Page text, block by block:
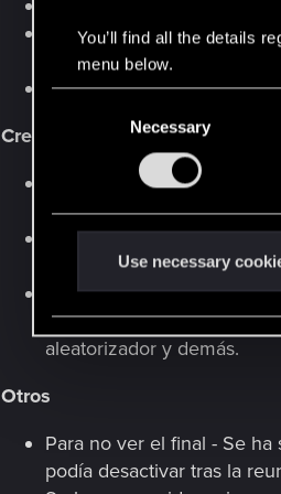
You’ll find all the details
menu below.
e
l
i
o
Necessary
Use necessary
Se ha solucionado un
completar un contrato de
Se han solucionado
Creación de personajes
En Creación de
atributos.
Se ha solucionado un
activaban por primera vez
Se han corregido otros
correctamente,
aleatorizador y demás.
Otros
Para no ver el final - Se
podía desactivar tras la